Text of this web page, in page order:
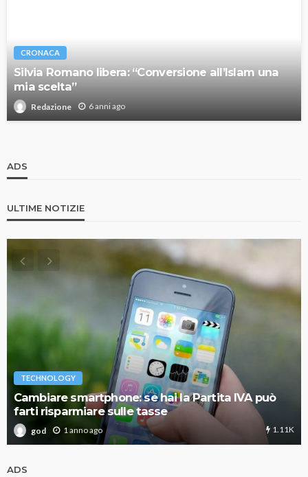
CRONACA
Silvia Romano libera: “Conversione all’Islam una
mia scelta”
Redazione 6 anni ago
ADS
ULTIME NOTIZIE
TECHNOLOGY
Cambiare smartphone: se hai la Partita IVA può
farti risparmiare sulle tasse
god 1 anno ago 1.11K
ADS